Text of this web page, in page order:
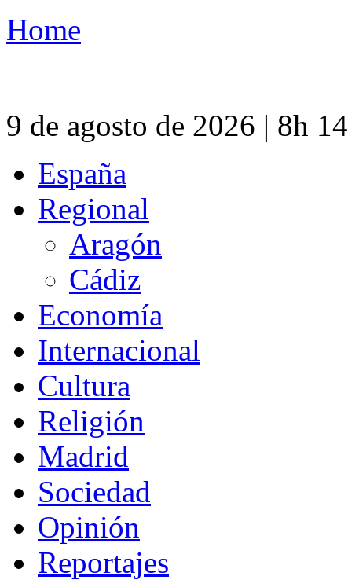
Home
9 de agosto de 2026 | 8h
España
Regional
Aragón
Cádiz
Economía
Internacional
Cultura
Religión
Madrid
Sociedad
Opinión
Reportajes